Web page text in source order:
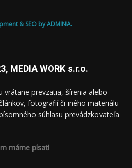
& SEO by ADMINA.
MEDIA WORK s.r.o.
vrátane prevzatia, šírenia alebo
fotografií či iného materiálu
súhlasu prevádzkovateľa
máme písať!